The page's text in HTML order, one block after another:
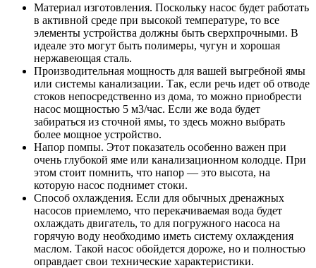
Материал изготовления. Поскольку насос будет работать
в активной среде при высокой температуре, то все
элементы устройства должны быть сверхпрочными. В
идеале это могут быть полимеры, чугун и хорошая
нержавеющая сталь.
Производительная мощность для вашей выгребной ямы
или системы канализации. Так, если речь идет об отводе
стоков непосредственно из дома, то можно приобрести
насос мощностью 5 м3/час. Если же вода будет
забираться из сточной ямы, то здесь можно выбрать
более мощное устройство.
Напор помпы. Этот показатель особенно важен при
очень глубокой яме или канализационном колодце. При
этом стоит помнить, что напор — это высота, на
которую насос поднимет стоки.
Способ охлаждения. Если для обычных дренажных
насосов приемлемо, что перекачиваемая вода будет
охлаждать двигатель, то для погружного насоса на
горячую воду необходимо иметь систему охлаждения
маслом. Такой насос обойдется дороже, но и полностью
оправдает свои технические характеристики.